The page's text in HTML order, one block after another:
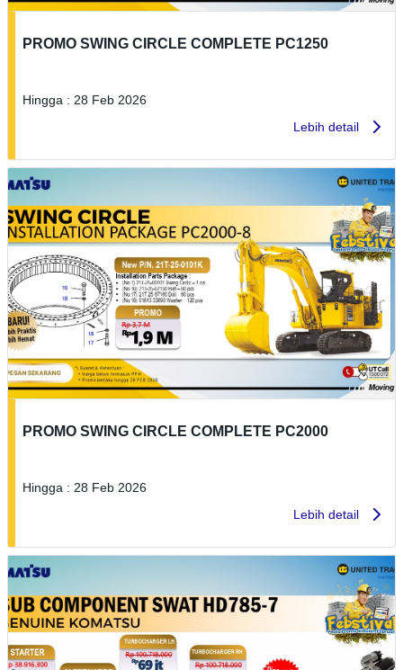
PROMO SWING CIRCLE COMPLETE PC1250
Hingga : 28 Feb 2026
Lebih detail
PROMO SWING CIRCLE COMPLETE PC2000
Hingga : 28 Feb 2026
Lebih detail